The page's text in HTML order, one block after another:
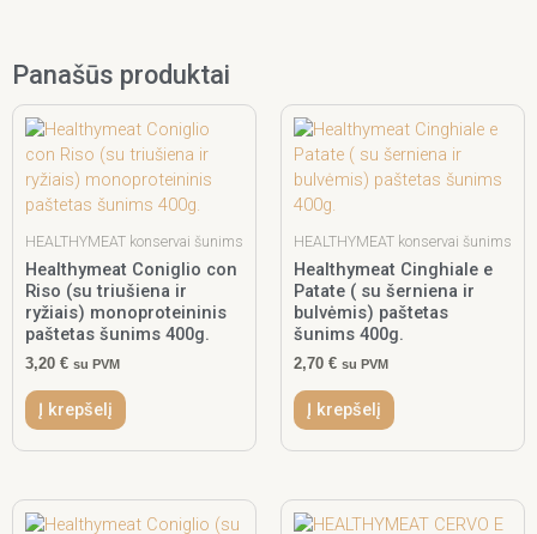
Panašūs produktai
HEALTHYMEAT konservai šunims
Healthymeat Coniglio con
Riso (su triušiena ir
ryžiais) monoproteininis
paštetas šunims 400g.
3,20 € su PVM
Į krepšelį
HEALTHYMEAT konservai šunims
Healthymeat Cinghiale e
Patate ( su šerniena ir
bulvėmis) paštetas
šunims 400g.
2,70 € su PVM
Į krepšelį